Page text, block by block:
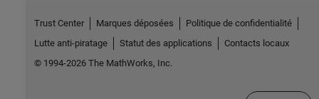
Trust Center Marques déposées
Politique de confidentialité
Lutte anti-piratage
Statut des applications
Contacts locaux
© 1994-2026 The MathWorks, Inc.